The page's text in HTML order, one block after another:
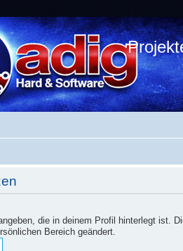
die in deinem Profil hinterlegt ist.
Bereich geändert.